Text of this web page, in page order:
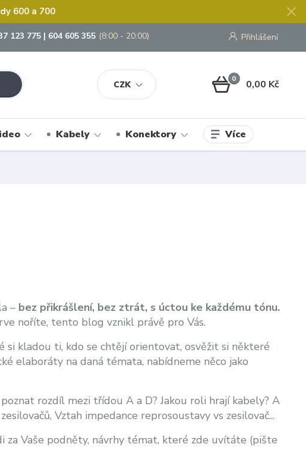
600 a 700
CZK
Přihlášení
123 775 | 604 605 355 (8:00 - 20:00)
0 0,00 Kč
Kabely Konektory Více
– bez přikrášlení, bez ztrát, s úctou ke každému tónu.
noříte, tento blog vznikl právě pro Vás.
kladou ti, kdo se chtějí orientovat, osvěžit si některé
elaboráty na daná témata, nabídneme něco jako
rozdíl mezi třídou A a D? Jakou roli hrají kabely? A
Vztah impedance reprosoustavy vs zesilovač...
Vaše podněty, návrhy témat, které zde uvítáte (pište